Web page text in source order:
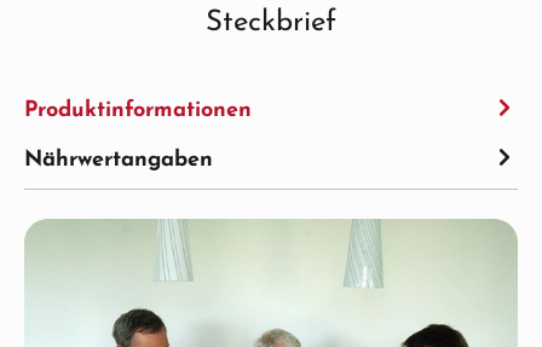
Steckbrief
Produktinformationen
Nährwertangaben